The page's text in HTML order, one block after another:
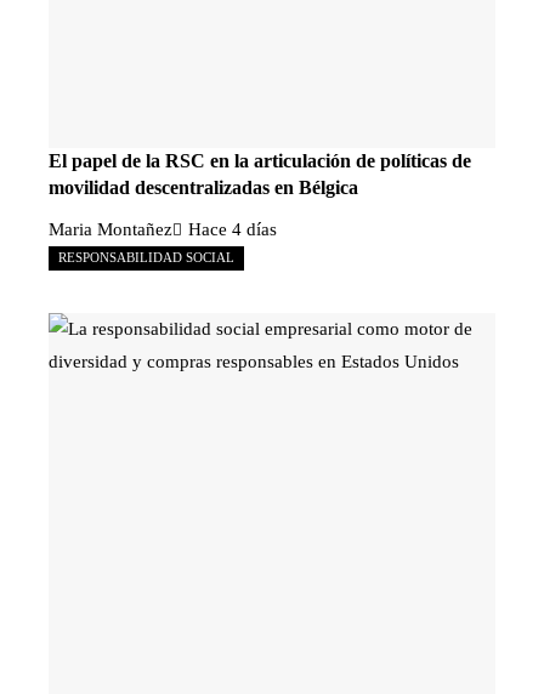
El papel de la RSC en la articulación de políticas de
movilidad descentralizadas en Bélgica
Maria Montañez Hace 4 días
RESPONSABILIDAD SOCIAL